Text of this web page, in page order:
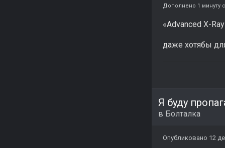
Дополнено 1 минуту
«Advanced X-
даже хотябы
Я буду
в Болталка
Опубликовано 12